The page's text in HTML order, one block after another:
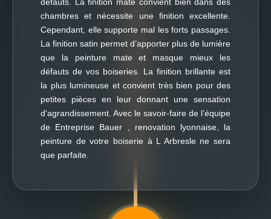
chambres et nécessite une finition excellente.
Cependant, elle supporte mal les forts passages.
La finition satin permet d’apporter plus de lumière
que la peinture mate et masque mieux les
défauts de vos boiseries. La finition brillante est
la plus lumineuse et convient très bien pour des
petites pièces en leur donnant une sensation
d'agrandissement. Avec le savoir-faire de l’équipe
de Entreprise Bauer , renovation lyonnaise, la
peinture de votre boiserie à L Arbresle ne sera
que parfaite.